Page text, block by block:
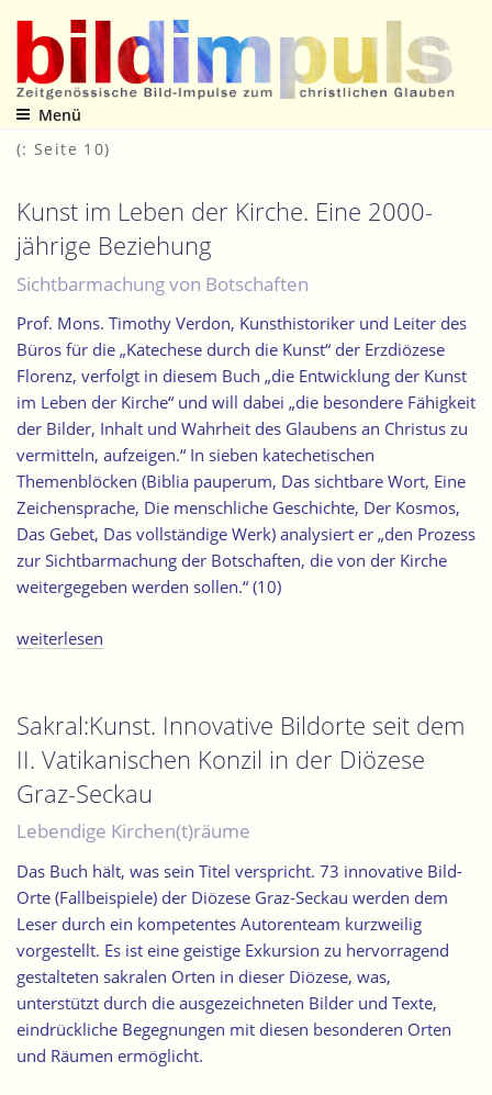
Inhalt
springen
Zeitgenössische Bild-Impulse zum christlichen Glauben
Menü
(: Seite 10)
Kunst im Leben der Kirche. Eine 2000-
jährige Beziehung
Sichtbarmachung von Botschaften
Prof. Mons. Timothy Verdon, Kunsthistoriker und Leiter des
Büros für die „Katechese durch die Kunst“ der Erzdiözese
Florenz, verfolgt in diesem Buch „die Entwicklung der Kunst
im Leben der Kirche“ und will dabei „die besondere Fähigkeit
der Bilder, Inhalt und Wahrheit des Glaubens an Christus zu
vermitteln, aufzeigen.“ In sieben katechetischen
Themenblöcken (Biblia pauperum, Das sichtbare Wort, Eine
Zeichensprache, Die menschliche Geschichte, Der Kosmos,
Das Gebet, Das vollständige Werk) analysiert er „den Prozess
zur Sichtbarmachung der Botschaften, die von der Kirche
weitergegeben werden sollen.“ (10)
„Kunst
der
Kirche.
Eine
2000-
jährige
Beziehung“
weiterlesen
Sakral:Kunst. Innovative Bildorte seit dem
II. Vatikanischen Konzil in der Diözese
Graz-Seckau
Lebendige Kirchen(t)räume
Das Buch hält, was sein Titel verspricht. 73 innovative Bild-
Orte (Fallbeispiele) der Diözese Graz-Seckau werden dem
Leser durch ein kompetentes Autorenteam kurzweilig
vorgestellt. Es ist eine geistige Exkursion zu hervorragend
gestalteten sakralen Orten in dieser Diözese, was,
unterstützt durch die ausgezeichneten Bilder und Texte,
eindrückliche Begegnungen mit diesen besonderen Orten
und Räumen ermöglicht.